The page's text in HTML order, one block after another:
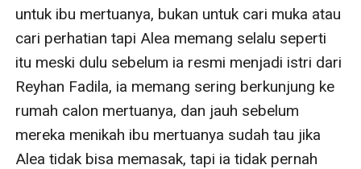
untuk ibu mertuanya, bukan untuk cari muka atau
cari perhatian tapi Alea memang selalu seperti
itu meski dulu sebelum ia resmi menjadi istri dari
Reyhan Fadila, ia memang sering berkunjung ke
rumah calon mertuanya, dan jauh sebelum
mereka menikah ibu mertuanya sudah tau jika
Alea tidak bisa memasak, tapi ia tidak pernah